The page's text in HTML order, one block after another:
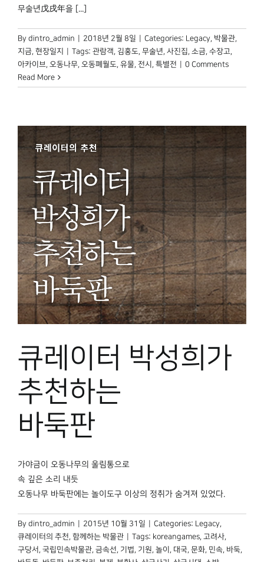
무술년戊戌年을 [...]
By dintro_admin 2018년 2월 8일 Categories: Legacy, 박물관,
지금, 현장일지 Tags: 관람객, 김홍도, 무술년, 사진집, 소금, 수장고,
아카이브, 오동나무, 오동폐월도, 유물, 전시 , 특별전
0 Comments
Read More
큐레이터 박성희가
추천하는
바둑판
가야금이 오동나무의 울림통으로
속 깊은 소리 내듯
오동나무 바둑판에는 놀이도구 이상의 정취가 숨겨져 있었다.
By dintro_admin 2015년 10월 31일 Categories: Legacy,
큐레이터의 추천, 함께하는 박물관 Tags: koreangames, 고려사,
구당서 , 국립민속박물관, 금속선, 기법, 기원, 놀이 , 대국, 문화, 민속, 바둑,